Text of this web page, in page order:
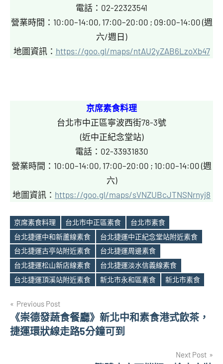
電話：02-22323541
營業時間：10:00–14:00, 17:00–20:00 ; 09:00–14:00 (週
六/週日)
地圖資訊： https://goo.gl/maps/ntAU2yZAB6LzoXb47
京席素食料理
台北市中正區寧波西街78-3號
(近中正紀念堂站)
電話：02-33931830
營業時間：10:00–14:00, 17:00–20:00 ; 10:00–14:00 (週
六)
地圖資訊： https://goo.gl/maps/sVNZUBcJTNSNrnyj8
Tags
京席素食料理 台北市中正區素食
台北市素食
台北捷運中和新蘆線素食
台北捷運中正紀念堂站附近素食
台北捷運古亭站附近素食
台北捷運周邊素食
台北捷運松山新店線素食
台北捷運淡水信義線素食
台北捷運頂溪站附近素食
新北市永和區素食 新北市素食
文
章
Previous Post
《崇德發蔬食餐廳》新北中和素食港式飲茶，
捷運環狀線走路5分鐘可到
Next Post